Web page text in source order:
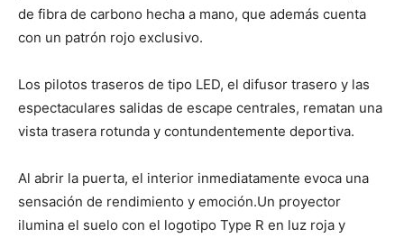
de fibra de carbono hecha a mano, que además cuenta
con un patrón rojo exclusivo.
Los pilotos traseros de tipo LED, el difusor trasero y las
espectaculares salidas de escape centrales, rematan una
vista trasera rotunda y contundentemente deportiva.
Al abrir la puerta, el interior inmediatamente evoca una
sensación de rendimiento y emoción.Un proyector
ilumina el suelo con el logotipo Type R en luz roja y